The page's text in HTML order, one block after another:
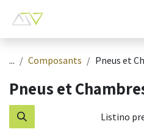
... Composants Pneus et
Pneus et
Listino